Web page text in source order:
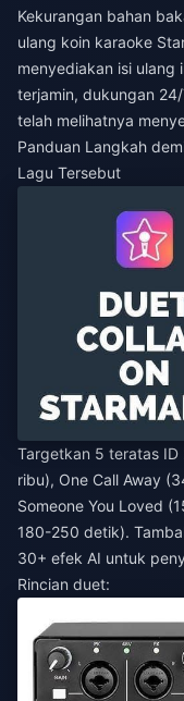
Kekurangan bahan
ulang koin karaoke
menyediakan isi ulang
terjamin, dukungan
telah melihatnya
Panduan Langkah
Lagu Tersebut
Targetkan 5 teratas
ribu), One Call Away
Someone You Loved
180-250 detik).
30+ efek AI untuk
Rincian duet: